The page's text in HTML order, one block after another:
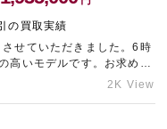
の買取実績
せていただきました。6時
高いモデルです。お求めの
一杯の金額をご提示させ
2K View